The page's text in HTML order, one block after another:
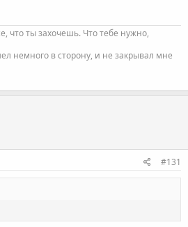
что ты захочешь. Что тебе нужно,
немного в сторону, и не закрывал мне
#131